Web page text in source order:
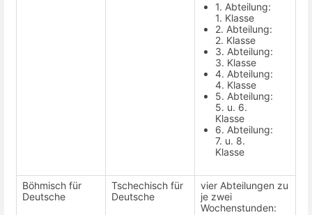
1. Abteilung:
1. Klasse
2. Abteilung:
2. Klasse
3. Abteilung:
3. Klasse
4. Abteilung:
4. Klasse
5. Abteilung:
5. u. 6.
Klasse
6. Abteilung:
7. u. 8.
Klasse
Böhmisch für
Deutsche
Tschechisch für
Deutsche
vier Abteilungen zu
je zwei
Wochenstunden: